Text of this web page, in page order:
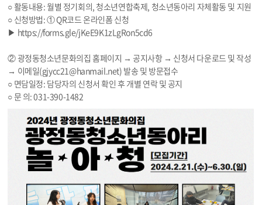
○ 활동내용: 월별 정기회의, 청소년연합축제, 청소년동아리 자체활동 및 지원
○ 신청방법: ① QR코드 온라인폼 신청
▶ https://forms.gle/jKeE9K1zLgRon5cd6
② 광정동청소년문화의집 홈페이지 → 공지사항 → 신청서 다운로드 및 작성
→ 이메일(gjycc21@hanmail.net) 발송 및 방문접수
○ 면담일정: 담당자의 신청서 확인 후 개별 연락 및 공지
○ 문 의: 031-390-1482